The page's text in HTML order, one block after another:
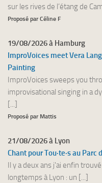
sur les rives de l’étang de
Proposé par Céline F
19/08/2026 à Hamburg
ImproVoices meet Vera
Painting
ImproVoices sweeps you
improvisational singing in a
[...]
Proposé par Mattis
21/08/2026 à Lyon
Chant pour Tou·te·s au
Il y a deux ans j'ai enfin
longtemps à Lyon : un [...]